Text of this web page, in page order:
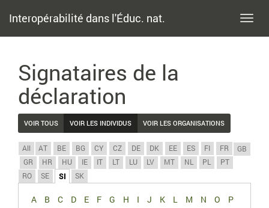
Interopérabilité dans l'Éduc. nat.
Signataires de la
déclaration
VOIR TOUS VOIR LES INDIVIDUS VOIR LES ORGANISATIONS
All AT BE BG CY CZ DE DK EE ES FI FR
GB
GR
HR HU IE IT LT LU LV MT NL PL
PT
RO
SE SI SK
A B C D E F G H I J K L M N O
P